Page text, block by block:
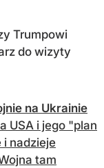
Trumpowi
do wizyty
na Ukrainie
USA i jego "plan
i nadzieje
tam